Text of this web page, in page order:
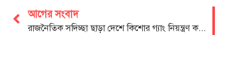
আগের সংবাদ
রাজনৈতিক সদিচ্ছা ছাড়া দেশে কিশোর গ্যাং নিয়ন্ত্রণ করা সম্ভব নয়